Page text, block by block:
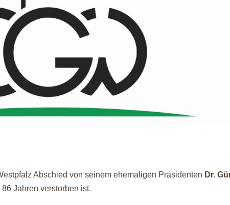
Abschied von seinem ehemaligen Präsidenten Dr.
86 Jahren verstorben ist.